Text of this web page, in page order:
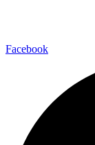
Facebook